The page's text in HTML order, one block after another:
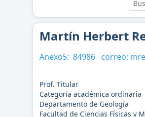
Martín Herbert
Anexo5:84986 correo:
Prof. Titular
Categoría académica ordinaria
Departamento de Geología
Facultad de Ciencias Físicas y